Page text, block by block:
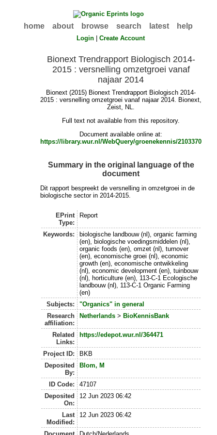
home about browse search latest help
Login |Create Account
Bionext Trendrapport Biologisch 2014-
2015 : versnelling omzetgroei vanaf
najaar 2014
Bionext (2015) Bionext Trendrapport Biologisch 2014-
2015 : versnelling omzetgroei vanaf najaar 2014. Bionext,
Zeist, NL.
Full text not available from this repository.
Document available online at:
https://library.wur.nl/WebQuery/groenekennis/2103370
Summary in the original language of the
document
Dit rapport bespreekt de versnelling in omzetgroei in de
biologische sector in 2014-2015.
EPrint
Type:
Report
Keywords:
biologische landbouw (nl), organic farming
(en), biologische voedingsmiddelen (nl),
organic foods (en), omzet (nl), turnover
(en), economische groei (nl), economic
growth (en), economische ontwikkeling
(nl), economic development (en), tuinbouw
(nl), horticulture (en), 113-C-1 Ecologische
landbouw (nl), 113-C-1 Organic Farming
(en)
Subjects:
"Organics" in general
Research
affiliation:
Netherlands> BioKennisBank
Related
Links:
https://edepot.wur.nl/364471
Project ID:
BKB
Deposited
By:
Blom, M
ID Code:
47107
Deposited
On:
12 Jun 2023 06:42
Last
Modified:
12 Jun 2023 06:42